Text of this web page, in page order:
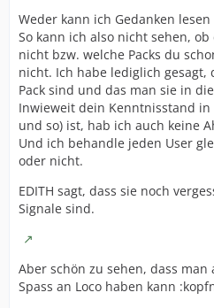
Weder kann ich Gedanken
So kann ich also nicht sehen,
nicht bzw. welche Packs du
nicht. Ich habe lediglich gesagt,
Pack sind und das man sie in
Inwieweit dein Kenntnisstand in
und so) ist, hab ich auch keine
Und ich behandle jeden User
oder nicht.
EDITH sagt, dass sie noch
Signale sind.
Aber schön zu sehen, dass man
Spass an Loco haben kann